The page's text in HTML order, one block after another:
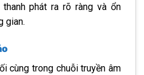
phát ra rõ ràng và ổn
gian.
cùng trong chuỗi truyền âm